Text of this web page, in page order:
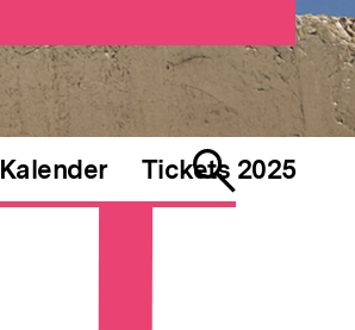
Kalender Tickets 2025
Suche